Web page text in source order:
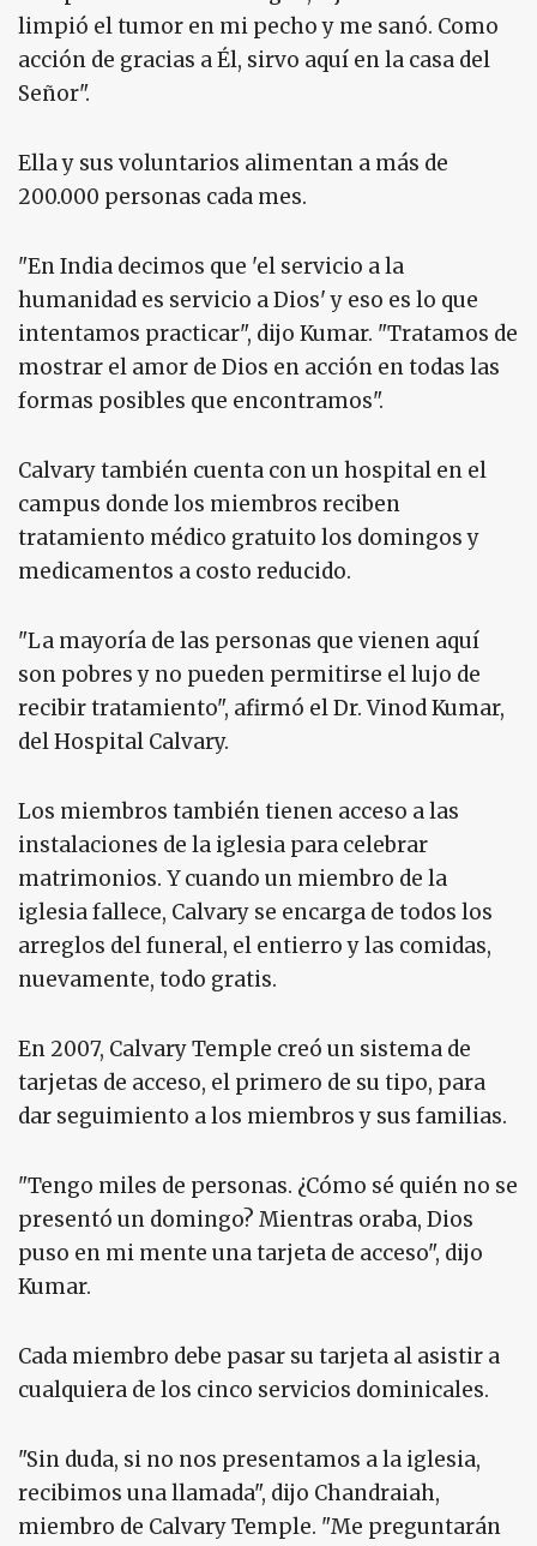
limpió el tumor en mi pecho y me sanó. Como
acción de gracias a Él, sirvo aquí en la casa del
Señor".
Ella y sus voluntarios alimentan a más de
200.000 personas cada mes.
"En India decimos que 'el servicio a la
humanidad es servicio a Dios' y eso es lo que
intentamos practicar", dijo Kumar. "Tratamos de
mostrar el amor de Dios en acción en todas las
formas posibles que encontramos".
Calvary también cuenta con un hospital en el
campus donde los miembros reciben
tratamiento médico gratuito los domingos y
medicamentos a costo reducido.
"La mayoría de las personas que vienen aquí
son pobres y no pueden permitirse el lujo de
recibir tratamiento", afirmó el Dr. Vinod Kumar,
del Hospital Calvary.
Los miembros también tienen acceso a las
instalaciones de la iglesia para celebrar
matrimonios. Y cuando un miembro de la
iglesia fallece, Calvary se encarga de todos los
arreglos del funeral, el entierro y las comidas,
nuevamente, todo gratis.
En 2007, Calvary Temple creó un sistema de
tarjetas de acceso, el primero de su tipo, para
dar seguimiento a los miembros y sus familias.
"Tengo miles de personas. ¿Cómo sé quién no se
presentó un domingo? Mientras oraba, Dios
puso en mi mente una tarjeta de acceso", dijo
Kumar.
Cada miembro debe pasar su tarjeta al asistir a
cualquiera de los cinco servicios dominicales.
"Sin duda, si no nos presentamos a la iglesia,
recibimos una llamada", dijo Chandraiah,
miembro de Calvary Temple. "Me preguntarán